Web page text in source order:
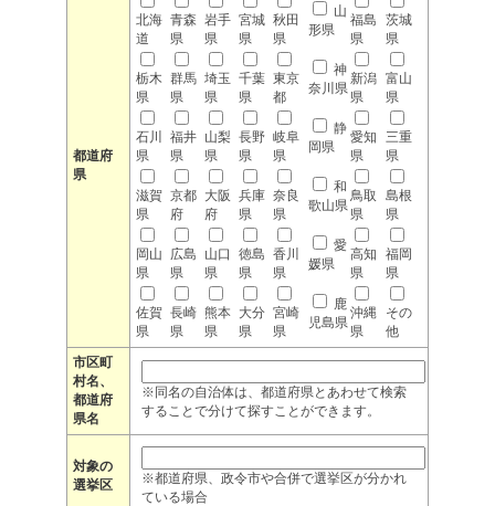
都道府
県
北海
道
青森
県
岩手
県
宮城
県
秋田
県
山
形県
福島
県
茨城
県
栃木
県
群馬
県
埼玉
県
千葉
県
東京
都
神
奈川県
新潟
県
富山
県
石川
県
福井
県
山梨
県
長野
県
岐阜
県
静
岡県
愛知
県
三重
県
滋賀
県
京都
府
大阪
府
兵庫
県
奈良
県
和
歌山県
鳥取
県
島根
県
岡山
県
広島
県
山口
県
徳島
県
香川
県
愛
媛県
高知
県
福岡
県
佐賀
県
長崎
県
熊本
県
大分
県
宮崎
県
鹿
児島県
沖縄
県
その
他
市区町
村名、
都道府
県名
※同名の自治体は、都道府県とあわせて検索
することで分けて探すことができます。
対象の
選挙区
※都道府県、政令市や合併で選挙区が分かれ
ている場合